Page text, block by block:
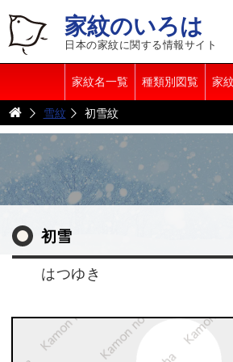
家紋のいろは
日本の家紋に関する情報サイト
家紋名一覧 種類別図覧 家
雪紋 初雪紋
初雪
はつゆき